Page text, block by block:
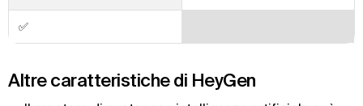
✅
Altre caratteristiche di HeyGen